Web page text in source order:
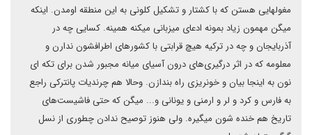
مغولهایی هستن که با کشتار و تشکیل کلونی به این منطقه اومدن. اینکه
میگن مهمون زیاد بمونه ادعای میزبانی میکنه همینه. کسایی چه در
آذربایجان و چه در ترکیه هیچ قرابتی با کشورهای اطرافشون ندارن و
معلومه که در اثر درگیری‌های درون آسیای میانه مجبور شدن برای تکه ای
نون به اینجا بیان و خونریزی راه بندازن. وحالا هم چرندیات پانترکی راجع
به فارس و کرد و لر و ارمنی و یونانی و... میگن که حتی فاشیست‌های
تاریخ هم خنده شون میگیره. ولی هنوز توصیح ندادن چطوری از نسل